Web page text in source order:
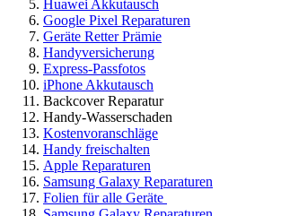
Huawei Akkutausch
Google Pixel Reparaturen
Geräte Retter Prämie
Handyversicherung
Express-Passfotos
iPhone Akkutausch
Backcover Reparatur
Handy-Wasserschaden
Kostenvoranschläge
Handy freischalten
Apple Reparaturen
Samsung Galaxy Reparaturen
Folien für alle Geräte